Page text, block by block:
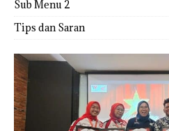
Sub Menu 2
Tips dan Saran